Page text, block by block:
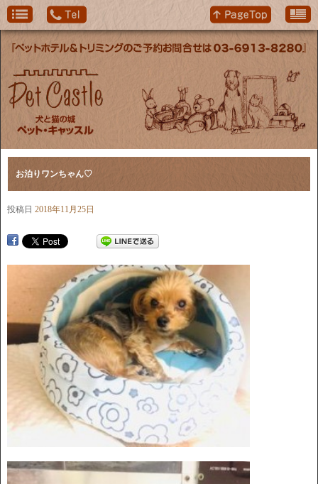
お泊りワンちゃん♡
投稿日 2018年11月25日